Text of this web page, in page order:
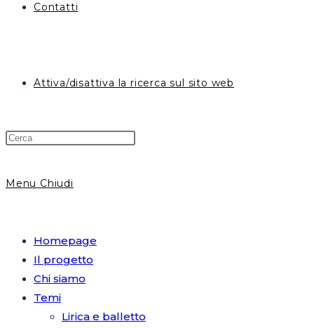
Contatti
Attiva/disattiva la ricerca sul sito web
Menu Chiudi
Homepage
Il progetto
Chi siamo
Temi
Lirica e balletto